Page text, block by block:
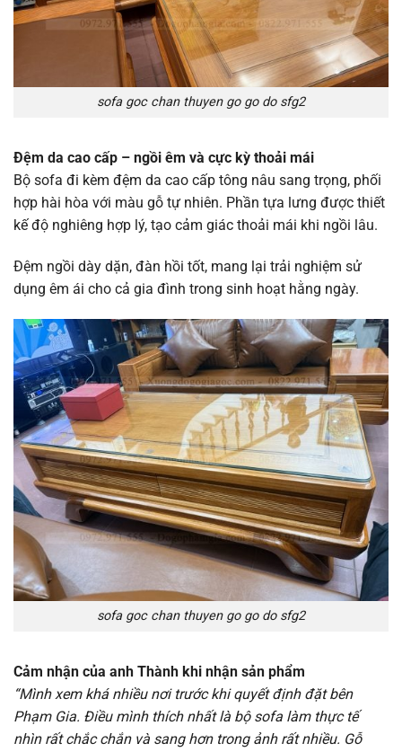
sofa goc chan thuyen go go do sfg2
Đệm da cao cấp – ngồi êm và cực kỳ thoải mái
Bộ sofa đi kèm đệm da cao cấp tông nâu sang trọng, phối
hợp hài hòa với màu gỗ tự nhiên. Phần tựa lưng được thiết
kế độ nghiêng hợp lý, tạo cảm giác thoải mái khi ngồi lâu.
Đệm ngồi dày dặn, đàn hồi tốt, mang lại trải nghiệm sử
dụng êm ái cho cả gia đình trong sinh hoạt hằng ngày.
sofa goc chan thuyen go go do sfg2
Cảm nhận của anh Thành khi nhận sản phẩm
“Mình xem khá nhiều nơi trước khi quyết định đặt bên
Phạm Gia. Điều mình thích nhất là bộ sofa làm thực tế
nhìn rất chắc chắn và sang hơn trong ảnh rất nhiều. Gỗ